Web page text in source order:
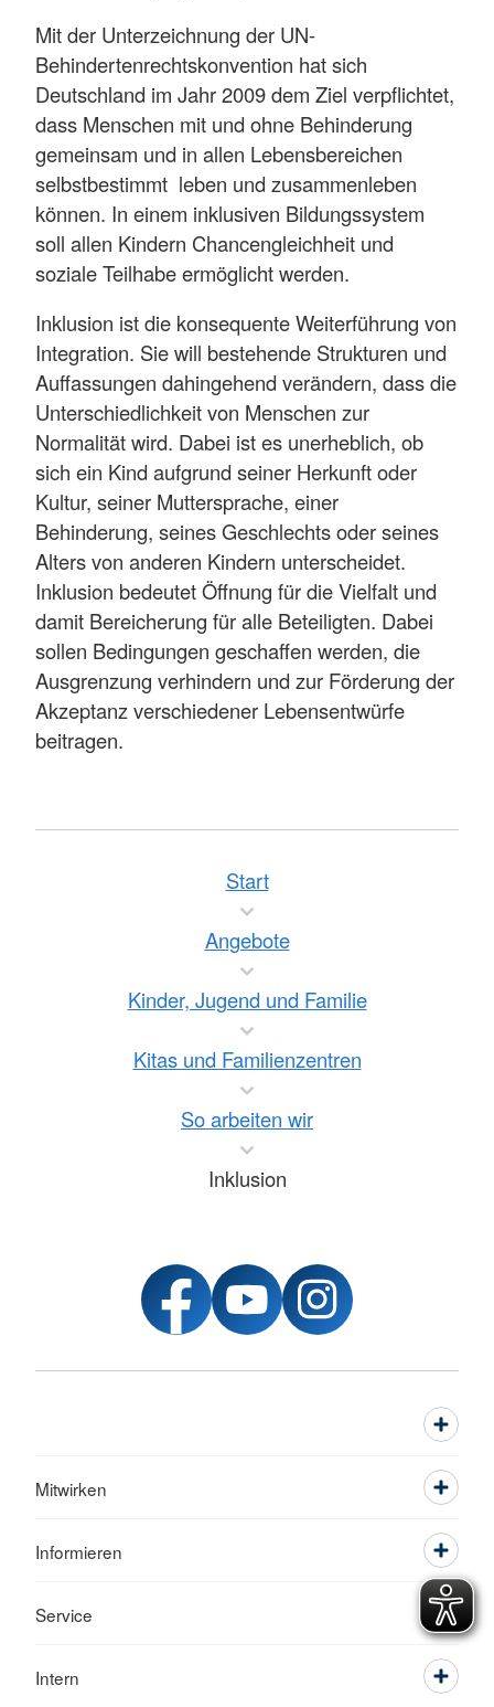
Mit der Unterzeichnung der UN-
Behindertenrechtskonvention hat sich
Deutschland im Jahr 2009 dem Ziel verpflichtet,
dass Menschen mit und ohne Behinderung
gemeinsam und in allen Lebensbereichen
selbstbestimmt leben und zusammenleben
können. In einem inklusiven Bildungssystem
soll allen Kindern Chancengleichheit und
soziale Teilhabe ermöglicht werden.
Inklusion ist die konsequente Weiterführung von
Integration. Sie will bestehende Strukturen und
Auffassungen dahingehend verändern, dass die
Unterschiedlichkeit von Menschen zur
Normalität wird. Dabei ist es unerheblich, ob
sich ein Kind aufgrund seiner Herkunft oder
Kultur, seiner Muttersprache, einer
Behinderung, seines Geschlechts oder seines
Alters von anderen Kindern unterscheidet.
Inklusion bedeutet Öffnung für die Vielfalt und
damit Bereicherung für alle Beteiligten. Dabei
sollen Bedingungen geschaffen werden, die
Ausgrenzung verhindern und zur Förderung der
Akzeptanz verschiedener Lebensentwürfe
beitragen.
Start
Angebote
Kinder, Jugend und Familie
Kitas und Familienzentren
So arbeiten wir
Inklusion
Mitwirken
Informieren
Service
Intern